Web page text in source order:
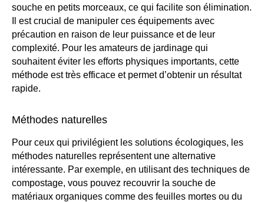
souche en petits morceaux, ce qui facilite son élimination.
Il est crucial de manipuler ces équipements avec
précaution en raison de leur puissance et de leur
complexité. Pour les amateurs de jardinage qui
souhaitent éviter les efforts physiques importants, cette
méthode est très efficace et permet d’obtenir un résultat
rapide.
Méthodes naturelles
Pour ceux qui privilégient les solutions écologiques, les
méthodes naturelles représentent une alternative
intéressante. Par exemple, en utilisant des techniques de
compostage, vous pouvez recouvrir la souche de
matériaux organiques comme des feuilles mortes ou du